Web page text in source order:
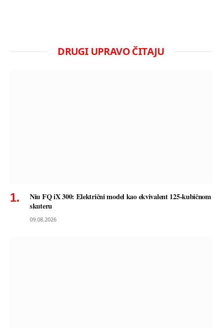
DRUGI UPRAVO ČITAJU
Niu FQ iX 300: Električni model kao ekvivalent 125-kubičnom
skuteru
09.08.2026